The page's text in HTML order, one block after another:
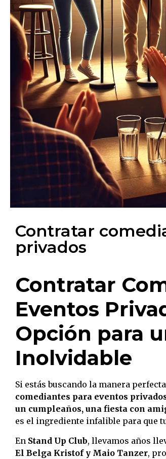
Contratar
privados
Contratar
Eventos
Opción para
Inolvidable
Si estás buscando la manera
comediantes para eventos
un cumpleaños, una fiesta con
es el ingrediente infalible para que
En Stand Up Club, llevamos años
El Belga Kristof y Maio Tanzer,